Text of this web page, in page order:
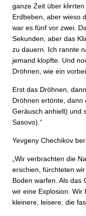
ganze Zeit über
Erdbeben, aber wieso
war es fünf vor zwei.
Sekunden, aber das
zu dauern. Ich rannte
jemand klopfte. Und
Dröhnen, wie ein
Erst das Dröhnen,
Dröhnen ertönte,
Geräusch anhielt) und
Sasovo).“
Yevgeny Chechikov
„Wir verbrachten die
erschien, fürchteten
Boden warfen. Als das
wir eine Explosion. Wir
kleinere, leisere, die